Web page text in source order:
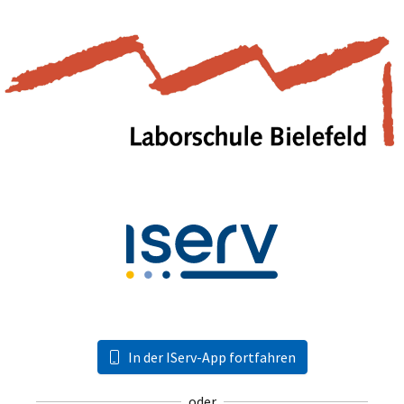
In der IServ-App fortfahren